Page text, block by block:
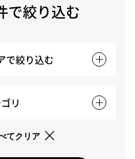
で絞り込む
で絞り込む
リ
てクリア